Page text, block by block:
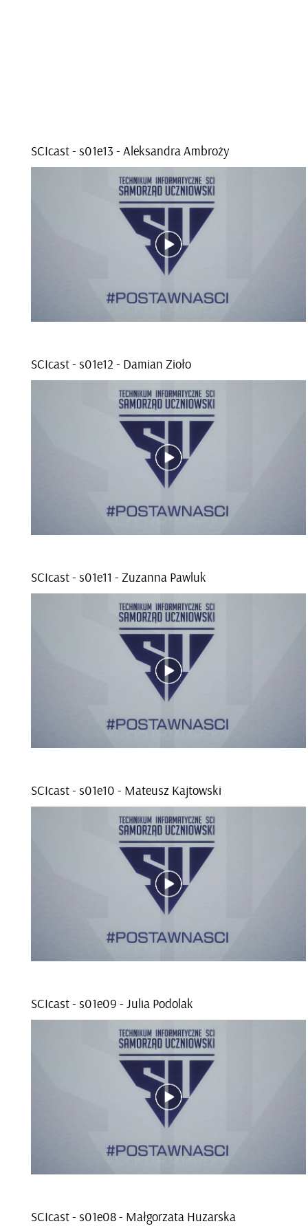
SCI­cast - s01e­13 - Alek­san­dra Am­bro­ży
SCI­cast - s01e­12 - Da­mian Zioło
SCI­cast - s01e­11 - Zu­zan­na Paw­luk
SCI­cast - s01e­10 - Ma­te­usz Kaj­tow­ski
SCI­cast - s01e­09 - Julia Po­do­lak
SCI­cast - s01e­08 - Mał­go­rza­ta Hu­zar­ska